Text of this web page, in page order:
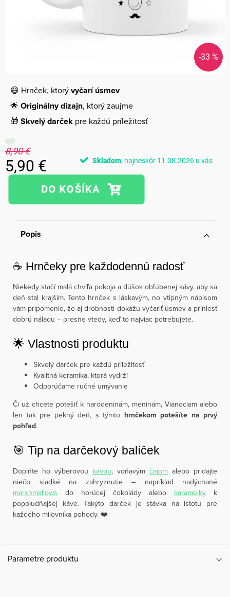
-33 %
😄 Hrnček, ktorývyčarí úsmev
🌟 Originálny dizajn, ktorý zaujme
🎁 Skvelý darček pre každú príležitosť
8,90 €
5,90 €
Jednotková
Skladom 11.08.2026
Popis
☕ Hrnčeky pre každodennú radosť
Niekedy stačí malá chvíľa pokoja a dúšok obľúbenej kávy, aby sa
deň stal krajším. Tento hrnček s láskavým, no vtipným nápisom
vám pripomenie, že aj drobnosti dokážu vyčariť úsmev a priniesť
dobrú náladu – presne vtedy, keď to najviac potrebujete.
🌟 Vlastnosti produktu
Skvelý darček pre každú príležitosť
Kvalitná keramika, ktorá vydrží
Odporúčame ručné umývanie
Či už chcete potešiť k narodeninám, meninám, Vianociam alebo
len tak pre pekný deň, s týmto hrnčekom potešíte na prvý
pohľad.
🎯 Tip na darčekový balíček
Doplňte ho výberovou kávou, voňavým čajom alebo pridajte
niečo sladké na zahryznutie – napríklad nadýchané
marshmallows do horúcej čokolády alebo karamelky k
popoludňajšej káve. Takýto darček je stávka na istotu pre
každého milovníka pohody. ❤️
Parametre produktu